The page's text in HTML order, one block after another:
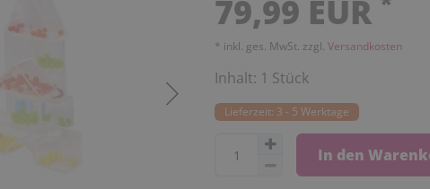
79,99 EUR
* inkl. ges. MwSt. zzgl. Versandkosten
Inhalt: 1 Stück
Lieferzeit: 3 - 5 Werktage
In den